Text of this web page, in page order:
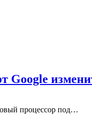
Google
процессор под…